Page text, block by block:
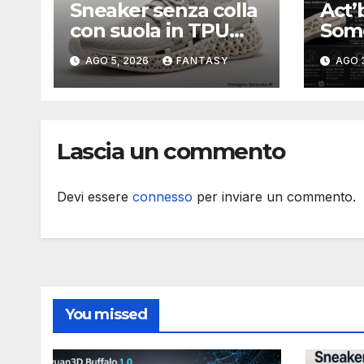
Sneaker senza colla
con suola in TPU
stampata in 3D
AGO 5, 2026 FANTASY AGO
Lascia un commento
Devi essere connesso per inviare un commento.
You missed